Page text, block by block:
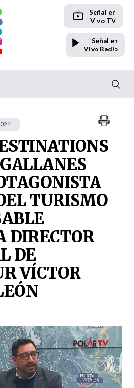
Señal en
Vivo TV
Señal en
Vivo Radio
TURISMO
DIRECTOR
DE
VÍCTOR